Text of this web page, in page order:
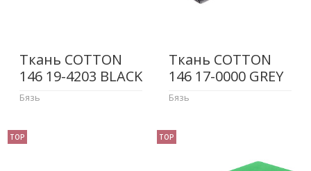
Ткань COTTON
146 19-4203 BLACK
Бязь
Ткань COTTON
146 17-0000 GREY
Бязь
TOP TOP